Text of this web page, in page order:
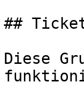
##
Diese